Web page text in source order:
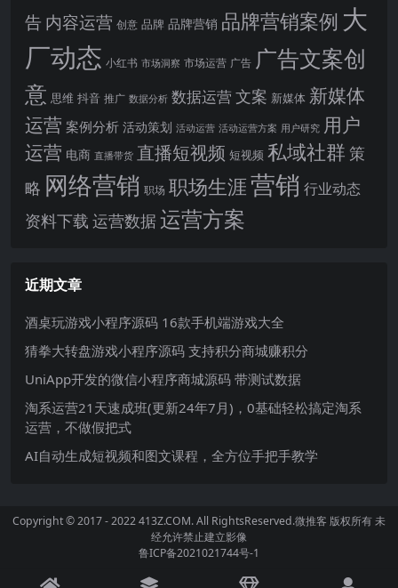
告 内容运营 创意 品牌 品牌营销 品牌营销案例 大
厂动态 小红书 市场洞察 市场运营 广告 广告文案创
意 思维 抖音 推广 数据分析 数据运营 文案 新媒体 新媒体
运营 案例分析 活动策划 活动运营 活动运营方案 用户研究 用户
运营 电商 直播带货 直播短视频 短视频 私域社群 策
略 网络营销 职场 职场生涯营销 行业动态
资料下载 运营数据运营方案
近期文章
酒桌玩游戏小程序源码 16款手机端游戏大全
猜拳大转盘游戏小程序源码 支持积分商城赚积分
UniApp开发的微信小程序商城源码 带测试数据
淘系运营21天速成班(更新24年7月)，0基础轻松搞定淘系
运营，不做假把式
AI自动生成短视频和图文课程，全方位手把手教学
Copyright © 2017 - 2022 413Z.COM. All RightsReserved.微推客 版权所有 未
经允许禁止建立影像
鲁ICP备2021021744号-1